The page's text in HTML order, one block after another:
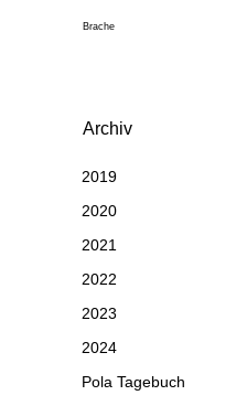
Brache
Archiv
2019
2020
2021
2022
2023
2024
Pola Tagebuch